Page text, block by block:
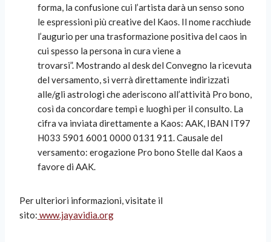
forma, la confusione cui l’artista darà un senso sono
le espressioni più creative del Kaos. Il nome racchiude
l’augurio per una trasformazione positiva del caos in
cui spesso la persona in cura viene a
trovarsi”. Mostrando al desk del Convegno la ricevuta
del versamento, si verrà direttamente indirizzati
alle/gli astrologi che aderiscono all’attività Pro bono,
così da concordare tempi e luoghi per il consulto. La
cifra va inviata direttamente a Kaos: AAK, IBAN IT97
H033 5901 6001 0000 0131 911. Causale del
versamento: erogazione Pro bono Stelle dal Kaos a
favore di AAK.
Per ulteriori informazioni, visitate il
sito: www.jayavidia.org